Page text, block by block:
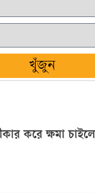
খুঁজুন
করে ক্ষমা